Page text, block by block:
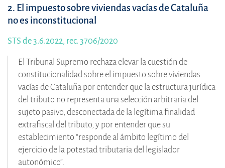
2. El impuesto sobre viviendas vacías de Cataluña
no es inconstitucional
STS de 3.6.2022, rec. 3706/2020
El Tribunal Supremo rechaza elevar la cuestión de
constitucionalidad sobre el impuesto sobre viviendas
vacías de Cataluña por entender que la estructura jurídica
del tributo no representa una selección arbitraria del
sujeto pasivo, desconectada de la legítima finalidad
extrafiscal del tributo, y por entender que su
establecimiento “responde al ámbito legítimo del
ejercicio de la potestad tributaria del legislador
autonómico”.